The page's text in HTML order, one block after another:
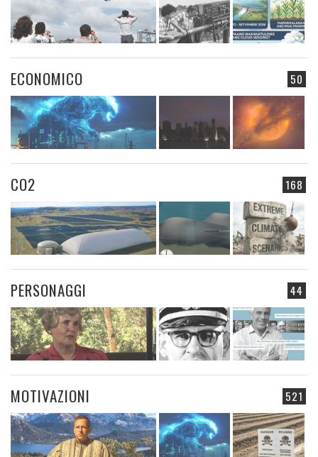
50
ECONOMICO
168
CO2
44
PERSONAGGI
521
MOTIVAZIONI